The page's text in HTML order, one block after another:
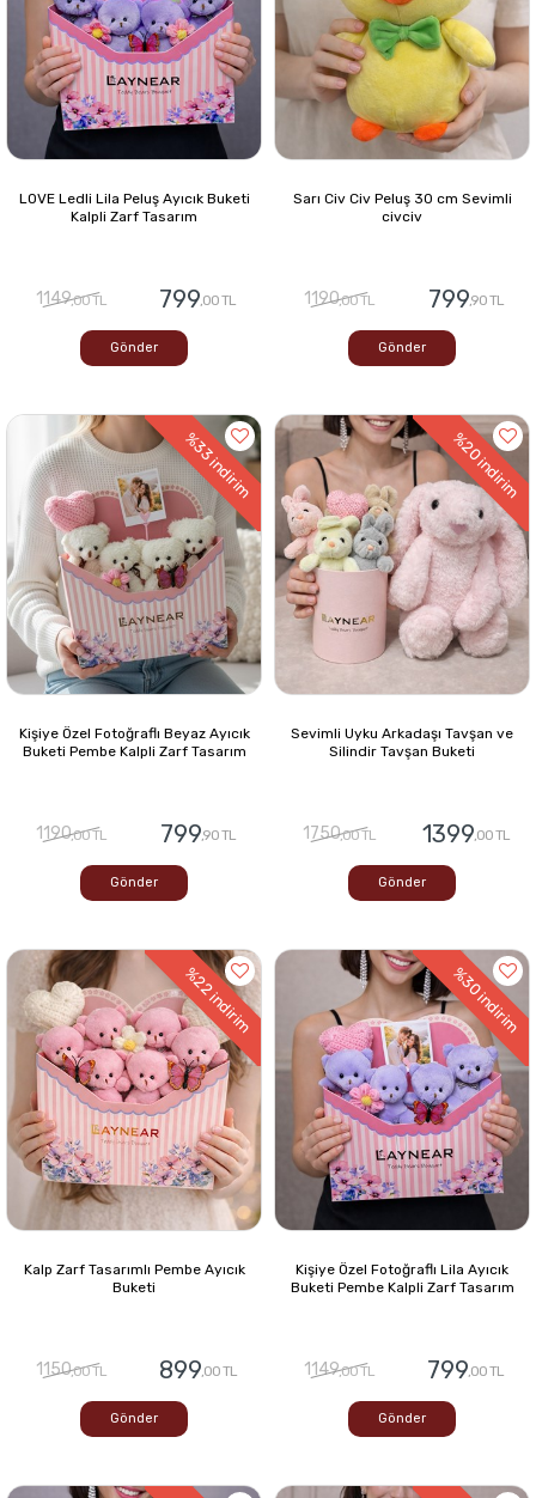
LOVE Ledli Lila Peluş Ayıcık Buketi
Kalpli Zarf Tasarım
1149,00 TL 799,00 TL
Gönder
Sarı Civ Civ Peluş 30 cm Sevimli
civciv
1190,00 TL 799,90 TL
Gönder
%33
indirim
Kişiye Özel Fotoğraflı Beyaz Ayıcık
Buketi Pembe Kalpli Zarf Tasarım
1190,00 TL 799,90 TL
Gönder
%20
indirim
Sevimli Uyku Arkadaşı Tavşan ve
Silindir Tavşan Buketi
1750,00 TL 1399,00 TL
Gönder
%22
indirim
Kalp Zarf Tasarımlı Pembe Ayıcık
Buketi
1150,00 TL 899,00 TL
Gönder
%30
indirim
Kişiye Özel Fotoğraflı Lila Ayıcık
Buketi Pembe Kalpli Zarf Tasarım
1149,00 TL 799,00 TL
Gönder